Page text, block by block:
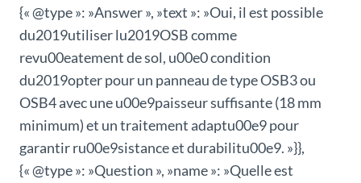
{« @type »: »Answer », »text »: »Oui, il est possible
du2019utiliser lu2019OSB comme
revu00eatement de sol, u00e0 condition
du2019opter pour un panneau de type OSB3 ou
OSB4 avec une u00e9paisseur suffisante (18 mm
minimum) et un traitement adaptu00e9 pour
garantir ru00e9sistance et durabilitu00e9. »}},
{« @type »: »Question », »name »: »Quelle est